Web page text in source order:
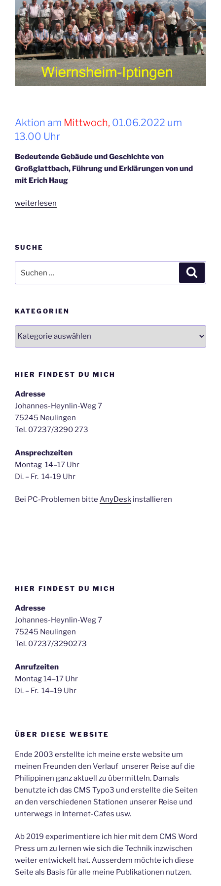
Aktion am Mittwoch, 01.06.2022 um
13.00 Uhr
Bedeutende Gebäude und Geschichte von
Großglattbach, Führung und Erklärungen von und
mit Erich Haug
„Juni
weiterlesen
SUCHE
nach:
KATEGORIEN
HIER FINDEST DU MICH
Adresse
Johannes-Heynlin-Weg 7
75245 Neulingen
Tel. 07237/3290 273
Ansprechzeiten
Montag 14–17 Uhr
Di. – Fr. 14-19 Uhr
Bei PC-Problemen bitte AnyDesk installieren
HIER FINDEST DU MICH
Adresse
Johannes-Heynlin-Weg 7
75245 Neulingen
Tel. 07237/3290273
Anrufzeiten
Montag 14–17 Uhr
Di. – Fr. 14–19 Uhr
ÜBER DIESE WEBSITE
Ende 2003 erstellte ich meine erste website um
meinen Freunden den Verlauf unserer Reise auf die
Philippinen ganz aktuell zu übermitteln. Damals
benutzte ich das CMS Typo3 und erstellte die Seiten
an den verschiedenen Stationen unserer Reise und
unterwegs in Internet-Cafes usw.
Ab 2019 experimentiere ich hier mit dem CMS Word
Press um zu lernen wie sich die Technik inzwischen
weiter entwickelt hat. Ausserdem möchte ich diese
Seite als Basis für alle meine Publikationen nutzen.